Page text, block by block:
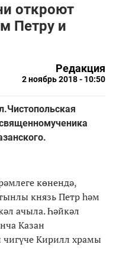
откроют
Петру и
Редакция
2 ноябрь 2018 - 10:50
көнендә,
князь Петр һәм
ачыла. Һәйкәл
Казан
чигүче Кирилл храмы